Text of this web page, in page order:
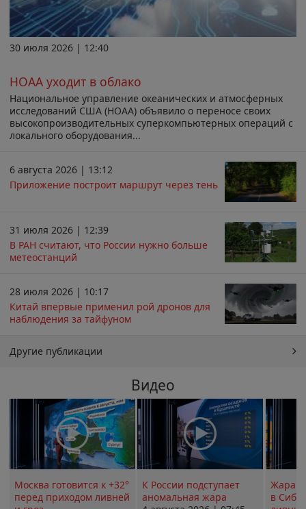
30 июля 2026 | 12:40
НОАА уходит в облако
Национальное управление океанических и атмосферных
исследований США (НОАА) объявило о переносе своих
высокопроизводительных суперкомпьютерных операций с
локального оборудования...
6 августа 2026 | 13:12
Приложение построит маршрут через тень
31 июля 2026 | 12:39
В РАН считают, что России нужно больше
метеостанций
28 июля 2026 | 10:17
Китай впервые применил рой дронов для
наблюдения за тайфуном
Другие публикации
Видео
Москва готовится к +32°
перед приходом ливней
К России подступает
аномальная жара
Жара в
в